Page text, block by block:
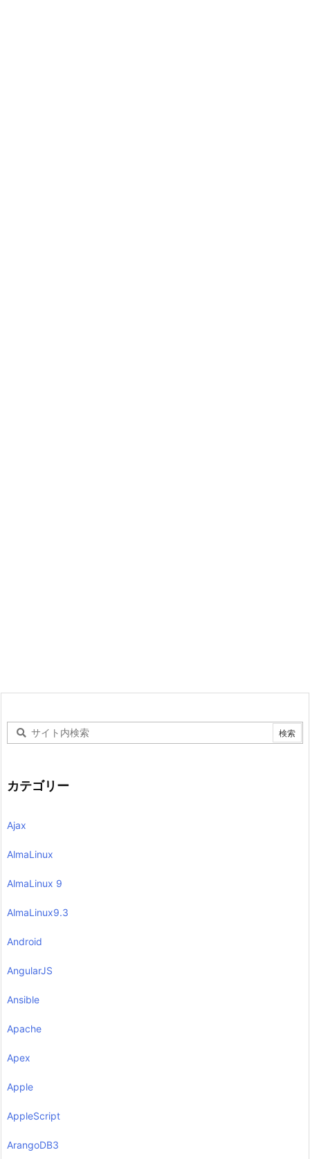
カテゴリー
Ajax
AlmaLinux
AlmaLinux 9
AlmaLinux9.3
Android
AngularJS
Ansible
Apache
Apex
Apple
AppleScript
ArangoDB3